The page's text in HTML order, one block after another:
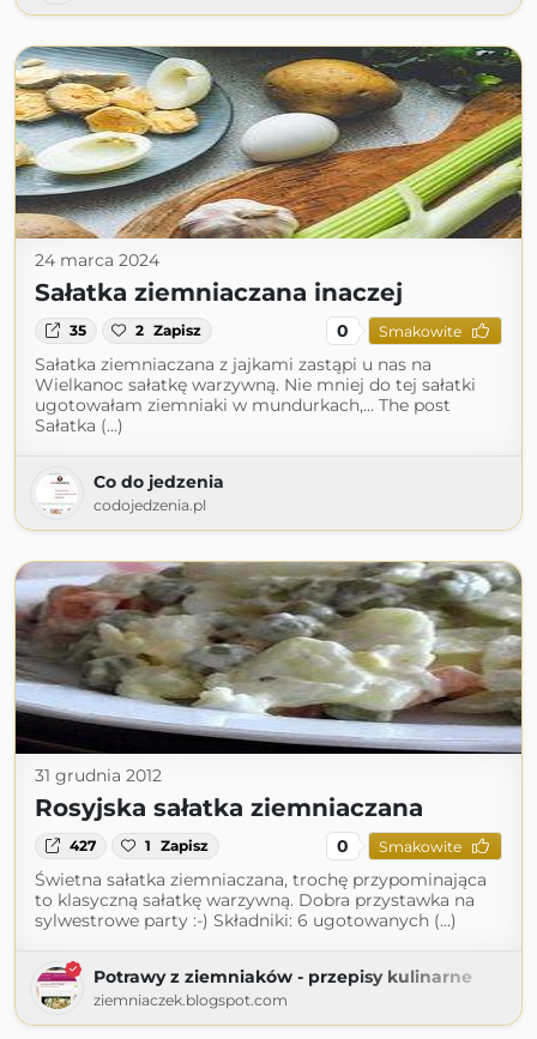
24 marca 2024
Sałatka ziemniaczana inaczej
35 2 Zapisz 0 Smakowite
Sałatka ziemniaczana z jajkami zastąpi u nas na
Wielkanoc sałatkę warzywną. Nie mniej do tej sałatki
ugotowałam ziemniaki w mundurkach,… The post
Sałatka (...)
Co do jedzenia
codojedzenia.pl
31 grudnia 2012
Rosyjska sałatka ziemniaczana
427 1 Zapisz 0 Smakowite
Świetna sałatka ziemniaczana, trochę przypominająca
to klasyczną sałatkę warzywną. Dobra przystawka na
sylwestrowe party :-) Składniki: 6 ugotowanych (...)
Potrawy z ziemniaków - przepisy kulinarne
ziemniaczek.blogspot.com